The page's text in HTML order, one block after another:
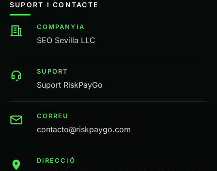
SUPORT I CONTACTE
COMPANYIA
SEO Sevilla LLC
SUPORT
Suport RiskPayGo
CORREU
contacto@riskpaygo.com
DIRECCIÓ